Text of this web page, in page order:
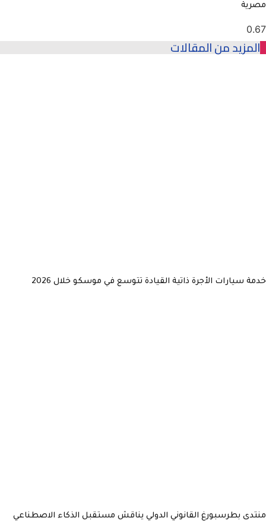
مصرية
المزيد من المقالات
خدمة سيارات الأجرة ذاتية القيادة تتوسع في موسكو خلال 2026
منتدى بطرسبورغ القانوني الدولي يناقش مستقبل الذكاء الاصطناعي